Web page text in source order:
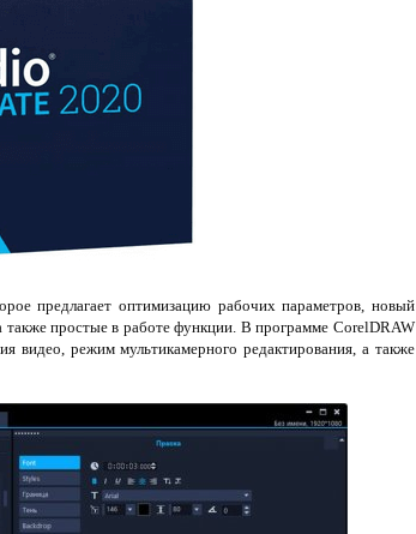
предлагает оптимизацию рабочих параметров, новый
также простые в работе функции. В программе CorelDRAW
видео, режим мультикамерного редактирования, а также